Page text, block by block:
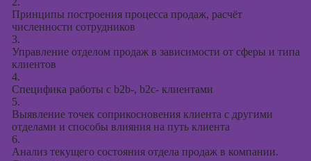
Принципы построения процесса продаж, расчёт
численности сотрудников
3.
Управление отделом продаж в зависимости от сферы и типа
клиентов
4.
Специфика работы с b2b-, b2c- клиентами
5.
Выявление точек соприкосновения клиента с другими
отделами и способы влияния на путь клиента
6.
Анализ текущего состояния отдела продаж в компании.